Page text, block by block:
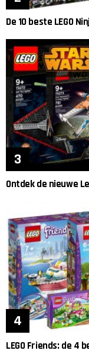
De 10 beste LEGO
Ontdek de nieuwe
LEGO Friends: de 4